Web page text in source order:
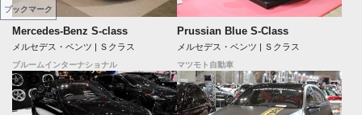
Mercedes-Benz S-class
メルセデス・ベンツ | Ｓクラス
ブルームインターナショナル
Prussian Blue S-Class
メルセデス・ベンツ | Ｓクラス
マツモト自動車
ブックマーク